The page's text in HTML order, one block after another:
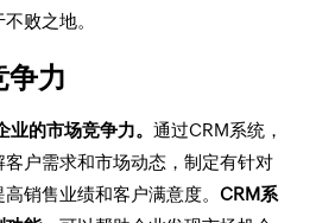
败之地。
争力
业的市场竞争力。通过CRM系统，
户需求和市场动态，制定有针对
销售业绩和客户满意度。CRM系